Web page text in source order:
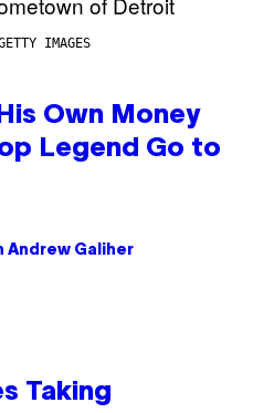
IMAGES
Own Money
Legend Go to
Andrew Galiher
Taking